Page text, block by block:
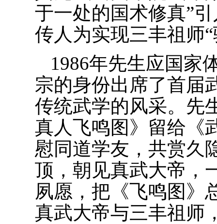
于一处的国术修真”
传人为实现三丰祖师
1986年先生应国家
宗的身份出席了首届
传统武学的风采。先
真人飞鸣图》留给《
慰同道学友，共赏久
顶，朝见真武大帝，
夙愿，把《飞鸣图》
真武大帝与三丰祖师